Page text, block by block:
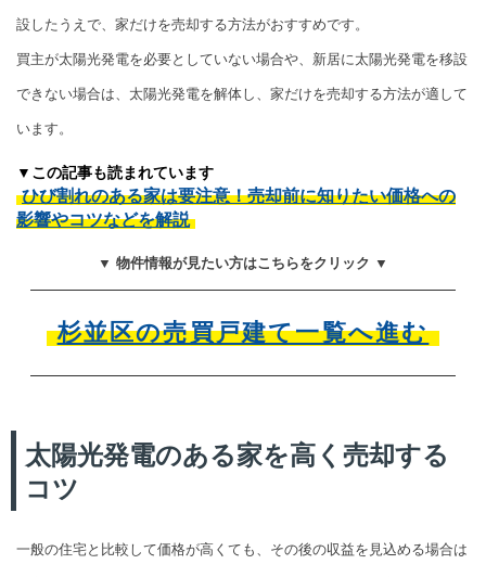
設したうえで、家だけを売却する方法がおすすめです。
買主が太陽光発電を必要としていない場合や、新居に太陽光発電を移設
できない場合は、太陽光発電を解体し、家だけを売却する方法が適して
います。
▼この記事も読まれています
ひび割れのある家は要注意！売却前に知りたい価格への
影響やコツなどを解説
▼ 物件情報が見たい方はこちらをクリック ▼
杉並区の売買戸建て一覧へ進む
太陽光発電のある家を高く売却する
コツ
一般の住宅と比較して価格が高くても、その後の収益を見込める場合は